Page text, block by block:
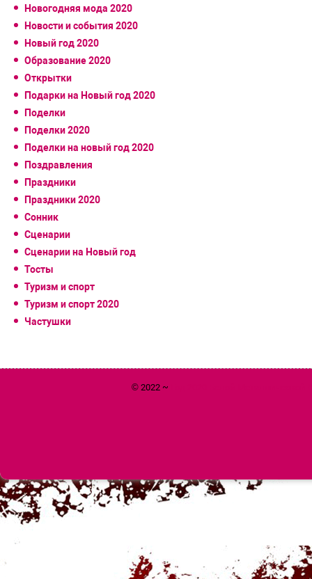
Новогодняя мода 2020
Новости и события 2020
Новый год 2020
Образование 2020
Открытки
Подарки на Новый год 2020
Поделки
Поделки 2020
Поделки на новый год 2020
Поздравления
Праздники
Праздники 2020
Сонник
Сценарии
Сценарии на Новый год
Тосты
Туризм и спорт
Туризм и спорт 2020
Частушки
© 2022 ~